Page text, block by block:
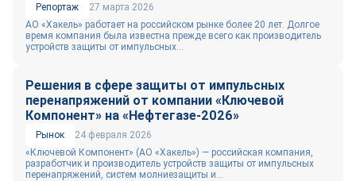
Репортаж
27 марта 2026
АО «Хакель» работает на российском рынке более 20 лет. Долгое
время компания была известна прежде всего как производитель
устройств защиты от импульсных...
Решения в сфере защиты от импульсных
перенапряжений от компании «Ключевой
Компонент» на «Нефтегазе-2026»
Рынок
24 февраля 2026
«Ключевой Компонент» (АО «Хакель») — российская компания,
разработчик и производитель устройств защиты от импульсных
перенапряжений, систем молниезащиты и...